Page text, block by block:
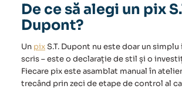
De ce să alegi un pix
Dupont?
Un pixS.T. Dupont nu este doar un
scris – este o declarație de stil și o
Fiecare pix este asamblat manual în
trecând prin zeci de etape de control al